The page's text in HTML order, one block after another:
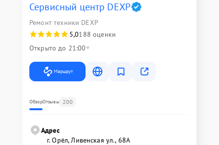
Сервисный центр DEXP
Ремонт техники DEXP
5,0188 оценки
Открыто до 21:00
Маршрут
ОбзорОтзывы 200
Адрес
г. Орёл, Ливенская ул., 68А